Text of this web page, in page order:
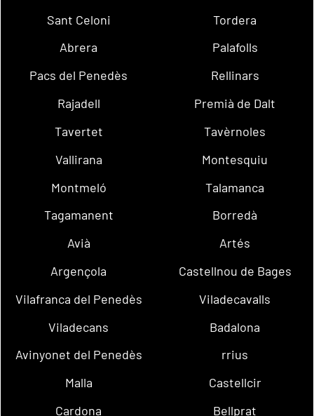
Sant Celoni
Tordera
Abrera
Palafolls
Pacs del Penedès
Rellinars
Rajadell
Premià de Dalt
Tavertet
Tavèrnoles
Vallirana
Montesquiu
Montmeló
Talamanca
Tagamanent
Borredà
Avià
Artés
Argençola
Castellnou de Bages
Vilafranca del Penedès
Viladecavalls
Viladecans
Badalona
Avinyonet del Penedès
rrius
Malla
Castellcir
Cardona
Bellprat